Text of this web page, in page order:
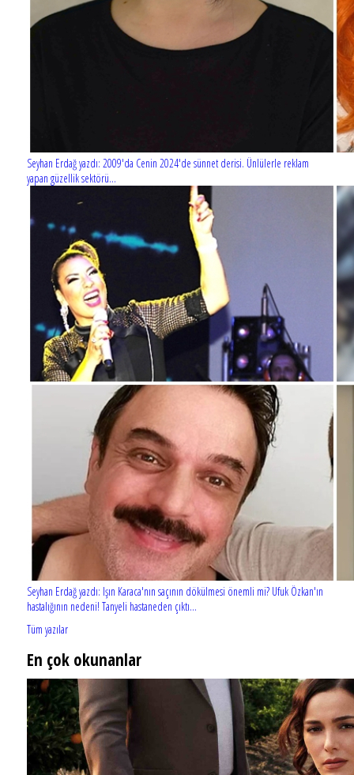
Seyhan Erdağ yazdı: 2009'da Cenin 2024'de sünnet derisi. Ünlülerle reklam
yapan güzellik sektörü...
Seyhan Erdağ yazdı: Işın Karaca'nın saçının dökülmesi önemli mi? Ufuk Özkan'ın
hastalığının nedeni! Tanyeli hastaneden çıktı...
Tüm yazılar
En çok okunanlar